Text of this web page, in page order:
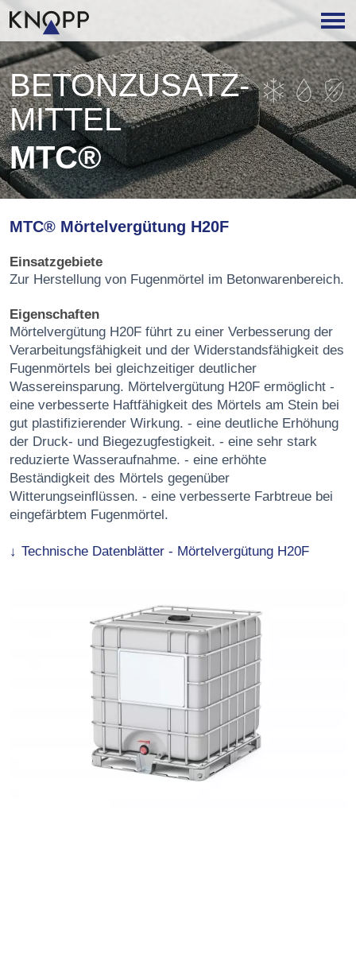
BETON­ZUSATZ­
MITTEL
MTC®
MTC® Mörtelvergütung H20F
Einsatzgebiete
Zur Herstellung von Fugenmörtel im Betonwarenbereich.
Eigenschaften
Mörtelvergütung H20F führt zu einer Verbesserung der
Verarbeitungsfähigkeit und der Widerstandsfähigkeit des
Fugenmörtels bei gleichzeitiger deutlicher
Wassereinsparung. Mörtelvergütung H20F ermöglicht -
eine verbesserte Haftfähigkeit des Mörtels am Stein bei
gut plastifizierender Wirkung. - eine deutliche Erhöhung
der Druck- und Biegezugfestigkeit. - eine sehr stark
reduzierte Wasseraufnahme. - eine erhöhte
Beständigkeit des Mörtels gegenüber
Witterungseinflüssen. - eine verbesserte Farbtreue bei
eingefärbtem Fugenmörtel.
Technische Datenblätter - Mörtelvergütung H20F